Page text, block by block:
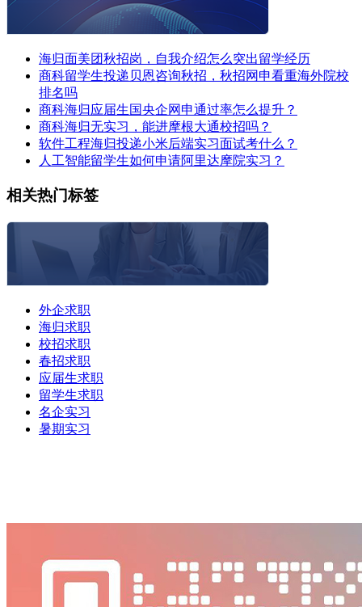
海归面美团秋招岗，自我介绍怎么突出留学经历
商科留学生投递贝恩咨询秋招，秋招网申看重海外院校
排名吗
商科海归应届生国央企网申通过率怎么提升？
商科海归无实习，能进摩根大通校招吗？
软件工程海归投递小米后端实习面试考什么？
人工智能留学生如何申请阿里达摩院实习？
相关热门标签
外企求职
海归求职
校招求职
春招求职
应届生求职
留学生求职
名企实习
暑期实习